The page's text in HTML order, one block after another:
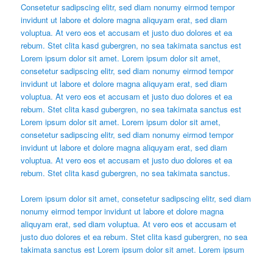
Consetetur sadipscing elitr, sed diam nonumy eirmod tempor
invidunt ut labore et dolore magna aliquyam erat, sed diam
voluptua. At vero eos et accusam et justo duo dolores et ea
rebum. Stet clita kasd gubergren, no sea takimata sanctus est
Lorem ipsum dolor sit amet. Lorem ipsum dolor sit amet,
consetetur sadipscing elitr, sed diam nonumy eirmod tempor
invidunt ut labore et dolore magna aliquyam erat, sed diam
voluptua. At vero eos et accusam et justo duo dolores et ea
rebum. Stet clita kasd gubergren, no sea takimata sanctus est
Lorem ipsum dolor sit amet. Lorem ipsum dolor sit amet,
consetetur sadipscing elitr, sed diam nonumy eirmod tempor
invidunt ut labore et dolore magna aliquyam erat, sed diam
voluptua. At vero eos et accusam et justo duo dolores et ea
rebum. Stet clita kasd gubergren, no sea takimata sanctus.
Lorem ipsum dolor sit amet, consetetur sadipscing elitr, sed diam
nonumy eirmod tempor invidunt ut labore et dolore magna
aliquyam erat, sed diam voluptua. At vero eos et accusam et
justo duo dolores et ea rebum. Stet clita kasd gubergren, no sea
takimata sanctus est Lorem ipsum dolor sit amet. Lorem ipsum